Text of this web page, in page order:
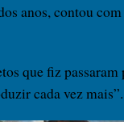
anos, contou
que fiz
cada vez mais”.